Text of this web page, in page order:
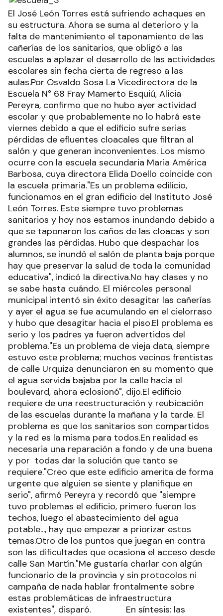
El José León Torres está sufriendo achaques en
su estructura. Ahora se suma al deterioro y la
falta de mantenimiento el taponamiento de las
cañerías de los sanitarios, que obligó a las
escuelas a aplazar el desarrollo de las actividades
escolares sin fecha cierta de regreso a las
aulas.Por Osvaldo Sosa La Vicedirectora de la
Escuela N° 68 Fray Mamerto Esquiú, Alicia
Pereyra, confirmo que no hubo ayer actividad
escolar y que probablemente no lo habrá este
viernes debido a que el edificio sufre serias
pérdidas de efluentes cloacales que filtran al
salón y que generan inconvenientes. Los mismo
ocurre con la escuela secundaria Maria América
Barbosa, cuya directora Elida Doello coincide con
la escuela primaria."Es un problema edilicio,
funcionamos en el gran edificio del Instituto José
León Torres. Este siempre tuvo problemas
sanitarios y hoy nos estamos inundando debido a
que se taponaron los caños de las cloacas y son
grandes las pérdidas. Hubo que despachar los
alumnos, se inundó el salón de planta baja porque
hay que preservar la salud de toda la comunidad
educativa", indicó la directiva.No hay clases y no
se sabe hasta cuándo. El miércoles personal
municipal intentó sin éxito desagitar las cañerías
y ayer el agua se fue acumulando en el cielorraso
y hubo que desagitar hacia el piso.El problema es
serio y los padres ya fueron advertidos del
problema."Es un problema de vieja data, siempre
estuvo este problema; muchos vecinos frentistas
de calle Urquiza denunciaron en su momento que
el agua servida bajaba por la calle hacia el
boulevard, ahora eclosionó", dijo.El edificio
requiere de una reestructuración y reubicación
de las escuelas durante la mañana y la tarde. El
problema es que los sanitarios son compartidos
y la red es la misma para todos.En realidad es
necesaria una reparación a fondo y de una buena
y por todas dar la solución que tanto se
requiere."Creo que este edificio amerita de forma
urgente que alguien se siente y planifique en
serio", afirmó Pereyra y recordó que "siempre
tuvo problemas el edificio, primero fueron los
techos, luego el abastecimiento del agua
potable..., hay que empezar a priorizar estos
temas.Otro de los puntos que juegan en contra
son las dificultades que ocasiona el acceso desde
calle San Martín."Me gustaría charlar con algún
funcionario de la provincia y sin protocolos ni
campaña de nada hablar frontalmente sobre
estas problemáticas de infraestructura
existentes", disparó. En síntesis: las